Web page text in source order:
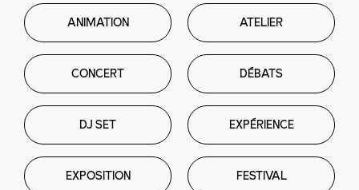
ANIMATION ATELIER
CONCERT DÉBATS
DJ SET EXPÉRIENCE
EXPOSITION FESTIVAL